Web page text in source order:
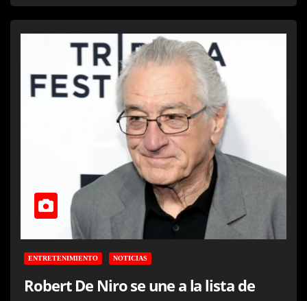
ENTRETENIMIENTO NOTICIAS
Robert De Niro se une a la lista de